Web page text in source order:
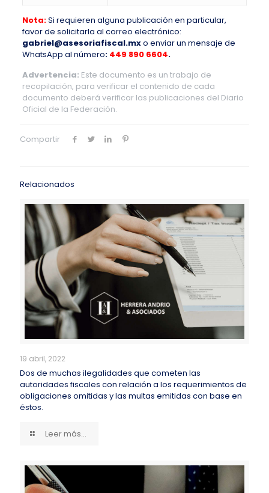
Nota:Si requieren alguna publicación en particular,
favor de solicitarla al correo electrónico:
gabriel@asesoriafiscal.mxo enviar un mensaje de
WhatsApp al número: 449 890 6604.
Advertencia: Este documento es un trabajo de
recopilación, para verificar el contenido de cada
documento deberá verificar las publicaciones del Diario
Oficial de la Federación.
Compartir
Relacionados
19 abril, 2022
Dos de muchas ilegalidades que cometen las
autoridades fiscales con relación a los requerimientos de
obligaciones omitidas y las multas emitidas con base en
éstos.
Leer más...